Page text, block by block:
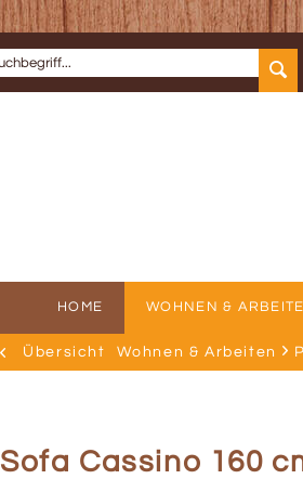
HOME WOHNEN &
Übersicht Wohnen & Arbeiten
Sofa Cassino 160